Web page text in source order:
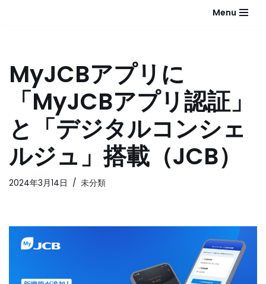
ン
ス
キ
ッ
プ
Menu
MyJCBアプリに
「MyJCBアプリ認証」
と「デジタルコンシェ
ルジュ」搭載（JCB）
2024年3月14日 未分類